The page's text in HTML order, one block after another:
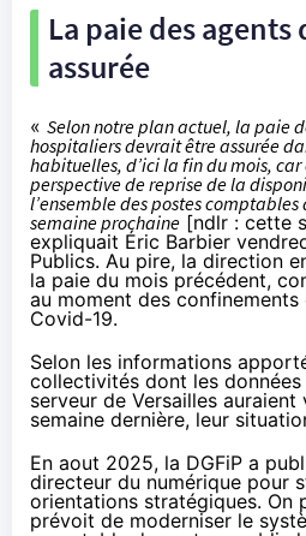
La paie des
assurée
« Selon notre plan actuel, la paie
hospitaliers devrait être assurée
habituelles, d’ici la fin du mois, car
perspective de reprise de la
l’ensemble des postes
semaine prochaine [ndlr : cette
expliquait Éric Barbier
Publics. Au pire, la direction
la paie du mois précédent,
au moment des
Covid-19.
Selon les informations
collectivités dont les
serveur de Versailles
semaine dernière, leur
En aout 2025, la DGFiP a
directeur du numérique pour
orientations stratégiques. On
prévoit de moderniser le